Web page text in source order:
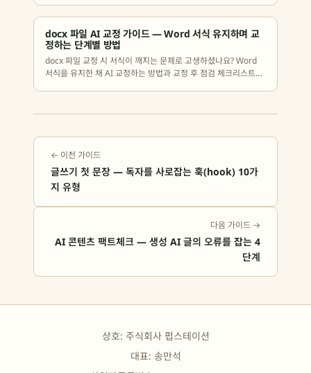
docx 파일 AI 교정 가이드 — Word 서식 유지하며 교
정하는 단계별 방법
docx 파일 교정 시 서식이 깨지는 문제로 고생하셨나요? Word
서식을 유지한 채 AI 교정하는 방법과 교정 후 점검 체크리스트를
← 이전 가이드
글쓰기 첫 문장 — 독자를 사로잡는 훅(hook) 10가
지 유형
다음 가이드 →
AI 콘텐츠 팩트체크 — 생성 AI 글의 오류를 잡는 4
단계
상호: 주식회사 펍스테이션
대표: 송만석